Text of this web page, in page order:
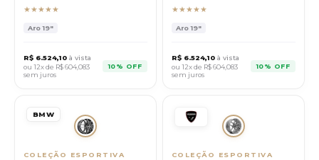
★★★★★
Aro19"
R$ 6.524,10 à vista
ou 12x de R$604,083
sem juros
10% OFF
★★★★★
Aro19"
R$ 6.524,10 à vista
ou 12x de R$604,083
sem juros
10% OFF
BMW
COLEÇÃO ESPORTIVA COLEÇÃO ESPORTIVA